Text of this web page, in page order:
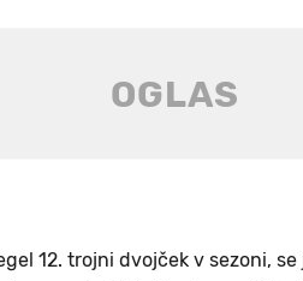
12. trojni dvojček v sezoni, se